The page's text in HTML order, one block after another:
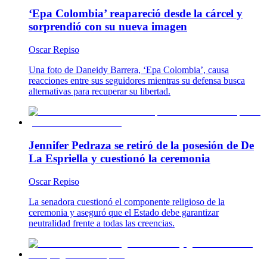
‘Epa Colombia’ reapareció desde la cárcel y
sorprendió con su nueva imagen
Oscar Repiso
Una foto de Daneidy Barrera, ‘Epa Colombia’, causa
reacciones entre sus seguidores mientras su defensa busca
alternativas para recuperar su libertad.
Jennifer Pedraza se retiró de la posesión de De
La Espriella y cuestionó la ceremonia
Oscar Repiso
La senadora cuestionó el componente religioso de la
ceremonia y aseguró que el Estado debe garantizar
neutralidad frente a todas las creencias.